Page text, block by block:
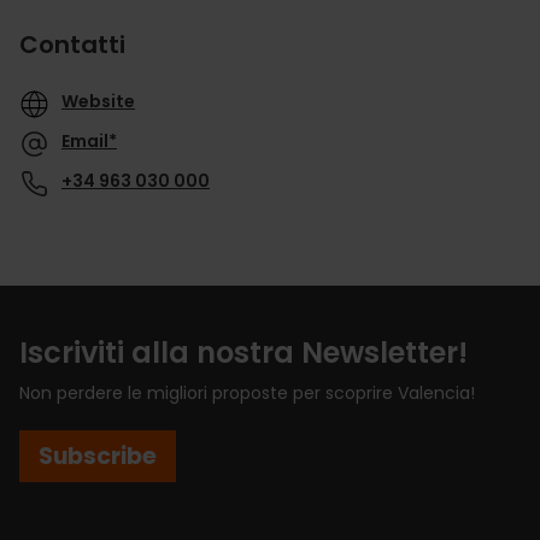
Contatti
Website
Email*
+34 963 030 000
Iscriviti alla nostra Newsletter!
Non perdere le migliori proposte per scoprire Valencia!
Subscribe